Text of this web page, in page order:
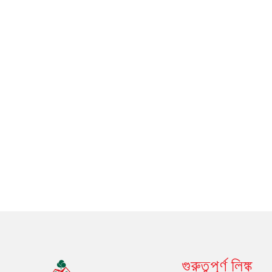
গুরুত্বপূর্ণ লিঙ্ক